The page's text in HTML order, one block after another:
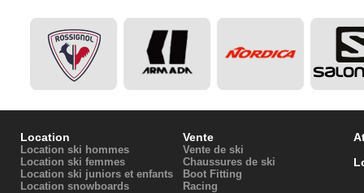
Location
Location ski hommes
Location ski femmes
Location ski juniors et enfants
Location snowboards
Vente
Vente de ski
Chaussures de ski
Boot Fitting
Racing